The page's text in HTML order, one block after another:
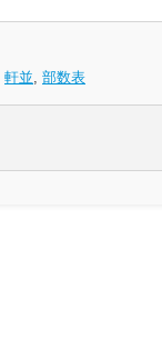
軒並, 部数表